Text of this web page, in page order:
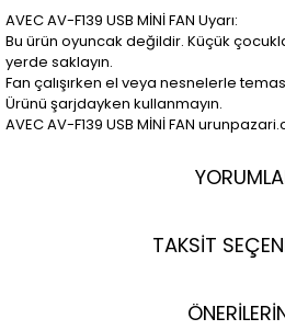
AVEC AV-F139 USB MİNİ FAN Uyarı:
Bu ürün oyuncak değildir. Küçük
yerde saklayın.
Fan çalışırken el veya nesnelerle
Ürünü şarjdayken kullanmayın.
AVEC AV-F139 USB MİNİ FAN
TAKSİT